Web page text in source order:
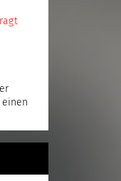
einen